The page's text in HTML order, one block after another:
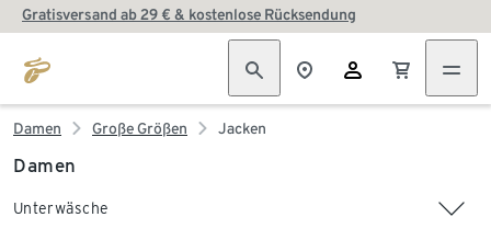
Gratisversand ab 29 € & kostenlose Rücksendung
Damen Große Größen Jacken
Damen
Unterwäsche